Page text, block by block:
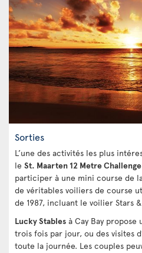
Sorties
L’une des activités les plus
le St. Maarten 12 Metre Challenge
participer à une mini course de
de véritables voiliers de course
de 1987, incluant le voilier Stars
Lucky Stables à Cay Bay propose
trois fois par jour, ou des visites
toute la journée. Les couples